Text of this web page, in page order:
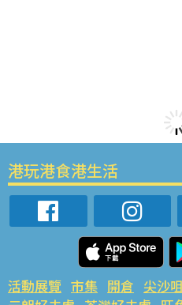
港玩港食港生活
活動展覽 市集 開倉 尖沙